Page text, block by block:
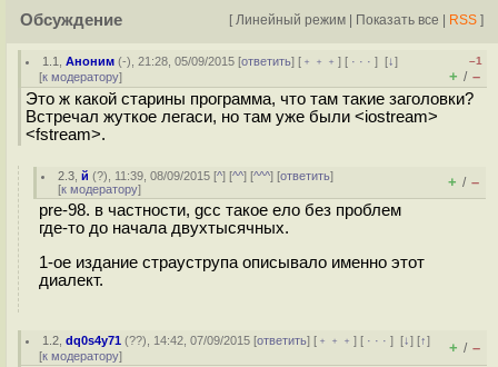
Обсуждение [ Линейный режим | Показать все | RSS ]
1.1 ,Аноним (-), 21:28, 05/09/2015 [ответить] [ ﹢﹢﹢] [ · · ·][↓]
[к модератору]
–1
+ / –
Это ж какой старины программа, что там такие заголовки?
Встречал жуткое легаси, но там уже были <iostream>
<fstream>.
2.3 ,й (?), 11:39, 08/09/2015 [^] [^^] [^^^] [ответить]
[к модератору] + / –
pre-98. в частности, gcc такое ело без проблем
где-то до начала двухтысячных.
1-ое издание страуструпа описывало именно этот
диалект.
1.2 ,dq0s4y71 (??), 14:42, 07/09/2015 [ответить] [ ﹢﹢﹢] [ · · ·][↓] [↑]
[к модератору] + / –